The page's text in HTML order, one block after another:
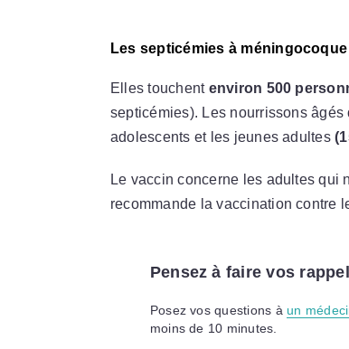
Les septicémies à
Elles touchent environ 500
septicémies). Les nourrissons âgés
adolescents et les jeunes adultes
Le vaccin concerne les adultes qui
recommande la vaccination contre
Pensez à faire vos
Posez vos questions à un
moins de 10 minutes.